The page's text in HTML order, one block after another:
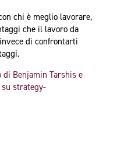
chi è meglio lavorare,
che il lavoro da
di confrontarti
di Benjamin Tarshis e
strategy-